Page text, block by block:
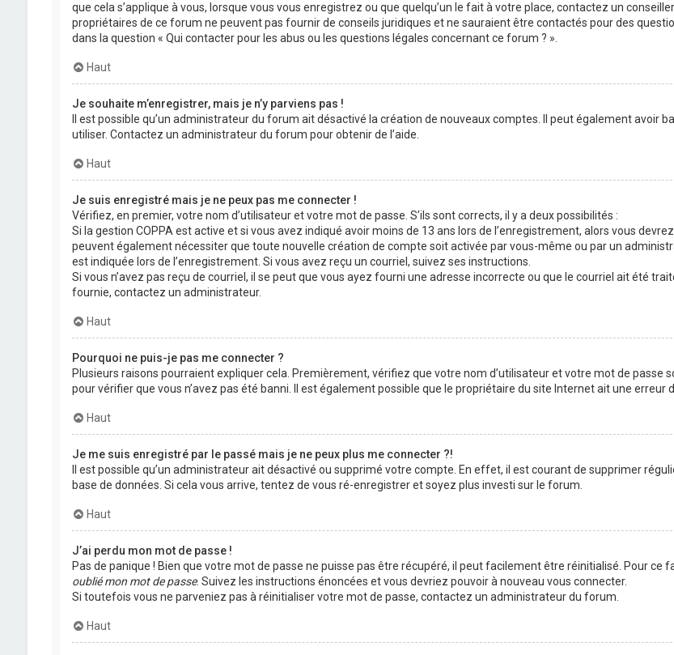
que cela s’applique à vous, lorsque vous vous enregistrez ou que quelqu’un le fait à votre place, contactez un
propriétaires de ce forum ne peuvent pas fournir de conseils juridiques et ne sauraient être contactés pour des
dans la question « Qui contacter pour les abus ou les questions légales concernant ce forum ? ».
Haut
Je souhaite m’enregistrer, mais je n’y parviens pas !
Il est possible qu’un administrateur du forum ait désactivé la création de nouveaux comptes. Il peut également avoir
utiliser. Contactez un administrateur du forum pour obtenir de l’aide.
Haut
Je suis enregistré mais je ne peux pas me connecter !
Vérifiez, en premier, votre nom d’utilisateur et votre mot de passe. S’ils sont corrects, il y a deux possibilités :
Si la gestion COPPA est active et si vous avez indiqué avoir moins de 13 ans lors de l’enregistrement, alors vous
peuvent également nécessiter que toute nouvelle création de compte soit activée par vous-même ou par un
est indiquée lors de l’enregistrement. Si vous avez reçu un courriel, suivez ses instructions.
Si vous n’avez pas reçu de courriel, il se peut que vous ayez fourni une adresse incorrecte ou que le courriel ait été
fournie, contactez un administrateur.
Haut
Pourquoi ne puis-je pas me connecter ?
Plusieurs raisons pourraient expliquer cela. Premièrement, vérifiez que votre nom d’utilisateur et votre mot de passe
pour vérifier que vous n’avez pas été banni. Il est également possible que le propriétaire du site Internet ait une erreur
Haut
Je me suis enregistré par le passé mais je ne peux plus me connecter ?!
Il est possible qu’un administrateur ait désactivé ou supprimé votre compte. En effet, il est courant de supprimer
base de données. Si cela vous arrive, tentez de vous ré-enregistrer et soyez plus investi sur le forum.
Haut
J’ai perdu mon mot de passe !
Pas de panique ! Bien que votre mot de passe ne puisse pas être récupéré, il peut facilement être réinitialisé. Pour ce
oublié mon mot de passe. Suivez les instructions énoncées et vous devriez pouvoir à nouveau vous connecter.
Si toutefois vous ne parveniez pas à réinitialiser votre mot de passe, contactez un administrateur du forum.
Haut